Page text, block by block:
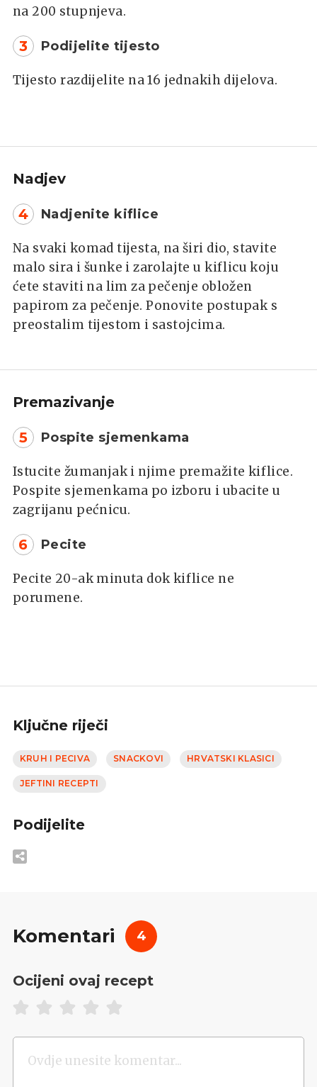
na 200 stupnjeva.
3 Podijelite tijesto
Tijesto razdijelite na 16 jednakih dijelova.
Nadjev
4 Nadjenite kiflice
Na svaki komad tijesta, na širi dio, stavite
malo sira i šunke i zarolajte u kiflicu koju
ćete staviti na lim za pečenje obložen
papirom za pečenje. Ponovite postupak s
preostalim tijestom i sastojcima.
Premazivanje
5 Pospite sjemenkama
Istucite žumanjak i njime premažite kiflice.
Pospite sjemenkama po izboru i ubacite u
zagrijanu pećnicu.
6 Pecite
Pecite 20-ak minuta dok kiflice ne
porumene.
Ključne riječi
KRUH I PECIVA SNACKOVI HRVATSKI KLASICI
JEFTINI RECEPTI
Podijelite
Komentari 4
Ocijeni ovaj recept